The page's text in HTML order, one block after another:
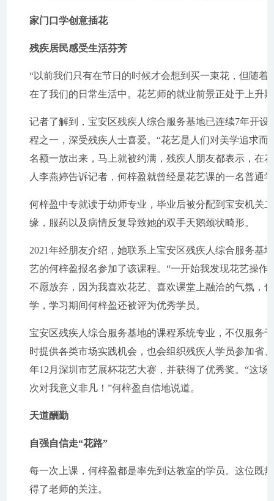
家门口学创意插花
残疾居民感受生活芬芳
“以前我们只有在节日的时候才会想到买一束花，但随
在了我们的日常生活中。花艺师的就业前景正处于上升
记者了解到，宝安区残疾人综合服务基地已连续7年开
程之一，深受残疾人士喜爱。“花艺是人们对美学追求
名额一放出来，马上就被约满，残疾人朋友都表示，在
人李燕婷告诉记者，何梓盈就曾经是花艺课的一名普通
何梓盈中专就读于幼师专业，毕业后被分配到宝安机关
缘，服药以及病情反复导致她的双手天鹅颈状畸形。
2021年经朋友介绍，她联系上宝安区残疾人综合服务基
艺的何梓盈报名参加了该课程。“一开始我发现花艺操
不愿放弃，因为我喜欢花艺、喜欢课堂上融洽的气氛，
学，学习期间何梓盈还被评为优秀学员。
宝安区残疾人综合服务基地的课程系统专业，不仅服务
时提供各类市场实践机会，也会组织残疾人学员参加省
年12月深圳市艺展杯花艺大赛，并获得了优秀奖。“这
次对我意义非凡！”何梓盈自信地说道。
天道酬勤
自强自信走“花路”
每一次上课，何梓盈都是率先到达教室的学员。这位既
得了老师的关注。